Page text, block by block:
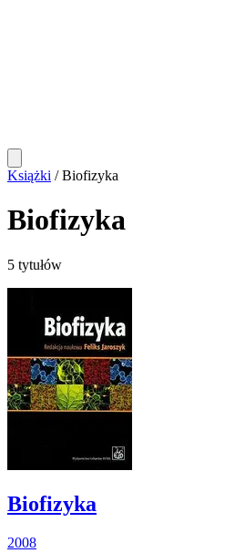
Książki / Biofizyka
Biofizyka
5 tytułów
Biofizyka
2008